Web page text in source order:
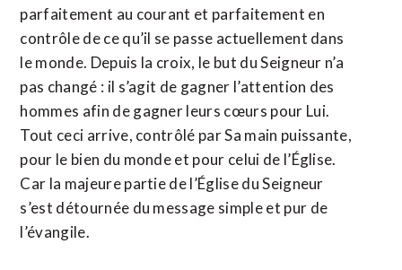
parfaitement au courant et parfaitement en
contrôle de ce qu’il se passe actuellement dans
le monde. Depuis la croix, le but du Seigneur n’a
pas changé : il s’agit de gagner l’attention des
hommes afin de gagner leurs cœurs pour Lui.
Tout ceci arrive, contrôlé par Sa main puissante,
pour le bien du monde et pour celui de l’Église.
Car la majeure partie de l’Église du Seigneur
s’est détournée du message simple et pur de
l’évangile.